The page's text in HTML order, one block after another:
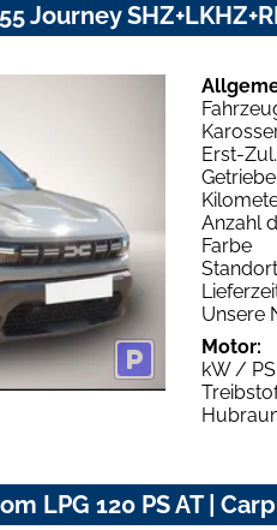
Journey
Erst-Zul.
Getriebe
Anzahl
Farbe
Standort
Unsere
Motor:
kW / PS
LPG 120 PS AT |